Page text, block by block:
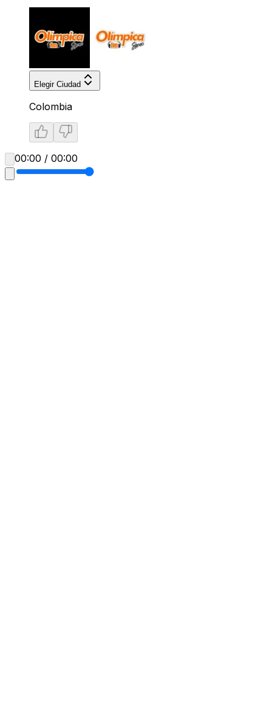
Elegir Ciudad
Colombia
00:00 / 00:00